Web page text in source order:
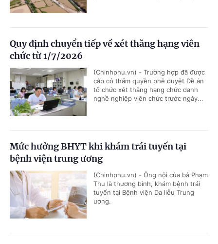
Quy định chuyển tiếp về xét thăng hạng viên
chức từ 1/7/2026
(Chinhphu.vn) - Trường hợp đã được
cấp có thẩm quyền phê duyệt Đề án
tổ chức xét thăng hạng chức danh
nghề nghiệp viên chức trước ngày...
Mức hưởng BHYT khi khám trái tuyến tại
bệnh viện trung ương
(Chinhphu.vn) - Ông nội của bà Phạm
Thu là thương binh, khám bệnh trái
tuyến tại Bệnh viện Da liễu Trung
ương.